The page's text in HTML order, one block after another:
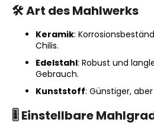
🛠️ Art des Mahlwerks
Keramik:
Chilis.
Edelstahl: Robust und
Gebrauch.
Kunststoff: Günstiger,
🎚️ Einstellbare
i